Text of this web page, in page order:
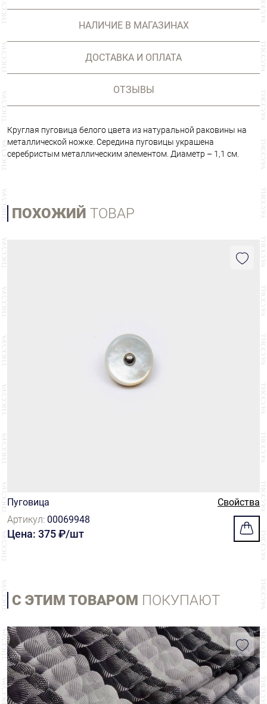
НАЛИЧИЕ В МАГАЗИНАХ
ДОСТАВКА И ОПЛАТА
ОТЗЫВЫ
Круглая пуговица белого цвета из натуральной раковины на
металлической ножке. Середина пуговицы украшена
серебристым металлическим элементом. Диаметр – 1,1 см.
ПОХОЖИЙ ТОВАР
Пуговица
Свойства
Артикул: 00069948
Цена: 375 ₽/шт
С ЭТИМ ТОВАРОМ ПОКУПАЮТ